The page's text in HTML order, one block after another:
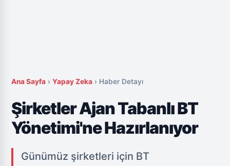
Ana Sayfa ›Yapay Zeka › Haber Detayı
Şirketler Ajan Tabanlı BT
Yönetimi'ne Hazırlanıyor
Günümüz şirketleri için BT